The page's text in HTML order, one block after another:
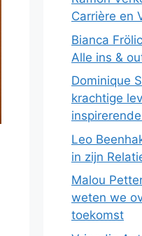
Carrière en
Bianca
Alle ins &
Dominique
krachtige
Leo
in zijn
Malou
weten we
toekomst